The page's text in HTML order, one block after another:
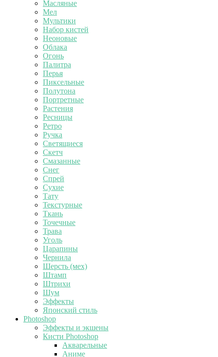
Масляные
Мел
Мультики
Набор кистей
Неоновые
Облака
Огонь
Палитра
Перья
Пиксельные
Полутона
Портретные
Растения
Ресницы
Ретро
Ручка
Светящиеся
Скетч
Смазанные
Снег
Спрей
Сухие
Тату
Текстурные
Ткань
Точечные
Трава
Уголь
Царапины
Чернила
Шерсть (мех)
Штамп
Штрихи
Шум
Эффекты
Японский стиль
Photoshop
Эффекты и экшены
Кисти Photoshop
Акварельные
Аниме